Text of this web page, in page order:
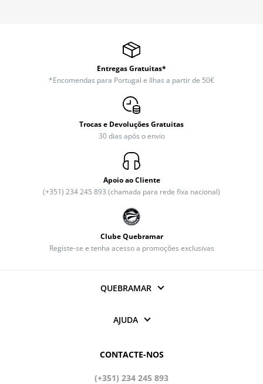
Entregas Gratuitas*
*Encomendas para Portugal e Ilhas a partir de 50€
Trocas e Devoluções Gratuitas
30 dias após o envio
Apoio ao Cliente
(+351) 234 245 893 (chamada para rede fixa nacional)
Clube Quebramar
Registe-se e tenha acesso a promoções exclusivas
QUEBRAMAR
AJUDA
CONTACTE-NOS
(+351) 234 245 893